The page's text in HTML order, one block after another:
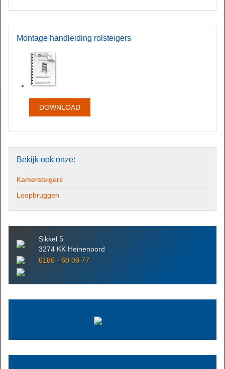
Montage handleiding rolsteigers
DOWNLOAD
Bekijk ook onze:
Kamersteigers
Loopbruggen
Sikkel 5
3274 KK Heinenoord
0186 - 60 09 77